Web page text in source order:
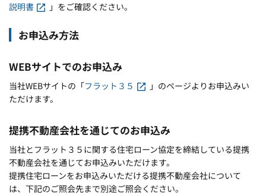
説明書
」をご確認ください。
お申込み方法
WEBサイトでのお申込み
当社WEBサイトの「フラット３５
」のページよりお申込みい
ただけます。
提携不動産会社を通じてのお申込み
当社とフラット３５に関する住宅ローン協定を締結している提携
不動産会社を通じてお申込みいただけます。
提携住宅ローンをお申込みいただける提携不動産会社について
は、下記のご照会先まで別途ご照会ください。